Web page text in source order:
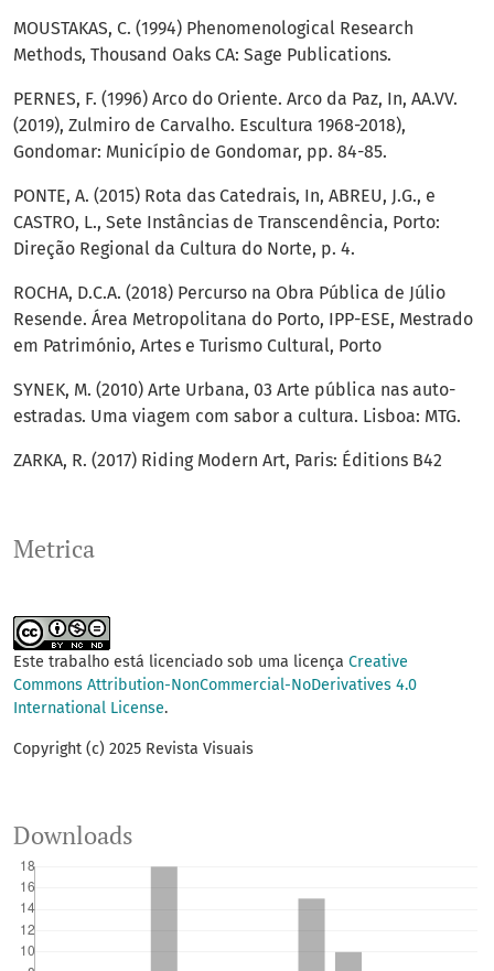
Metrica
MOUSTAKAS, C. (1994) Phenomenological Research
Methods, Thousand Oaks CA: Sage Publications.
PERNES, F. (1996) Arco do Oriente. Arco da Paz, In, AA.VV.
(2019), Zulmiro de Carvalho. Escultura 1968-2018),
Gondomar: Município de Gondomar, pp. 84-85.
PONTE, A. (2015) Rota das Catedrais, In, ABREU, J.G., e
CASTRO, L., Sete Instâncias de Transcendência, Porto:
Direção Regional da Cultura do Norte, p. 4.
ROCHA, D.C.A. (2018) Percurso na Obra Pública de Júlio
Resende. Área Metropolitana do Porto, IPP-ESE, Mestrado
em Património, Artes e Turismo Cultural, Porto
SYNEK, M. (2010) Arte Urbana, 03 Arte pública nas auto-
estradas. Uma viagem com sabor a cultura. Lisboa: MTG.
ZARKA, R. (2017) Riding Modern Art, Paris: Éditions B42
Este trabalho está licenciado sob uma licença Creative
Commons Attribution-NonCommercial-NoDerivatives 4.0
International License.
Copyright (c) 2025 Revista Visuais
Downloads